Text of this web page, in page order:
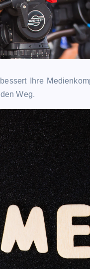
Ihre
Weg.